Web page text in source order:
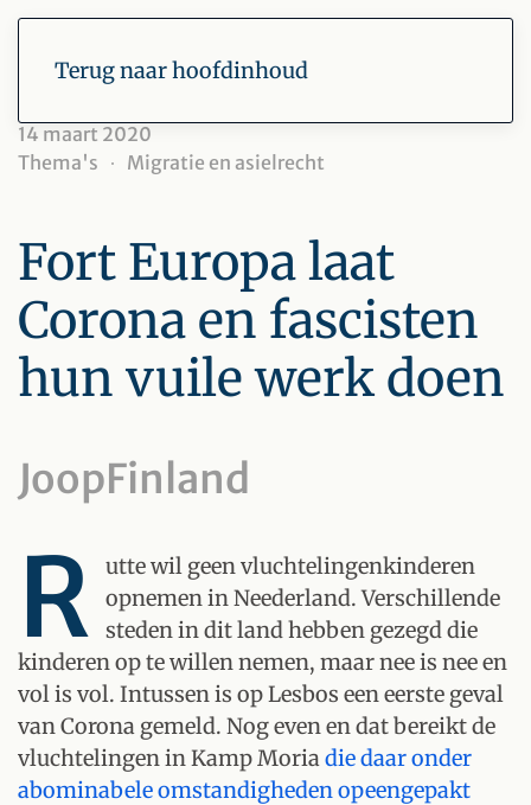
Terug naar hoofdinhoud
14 maart 2020
Thema's
Migratie en asielrecht
Fort Europa laat
Corona en fascisten
hun vuile werk doen
JoopFinland
R
utte wil geen vluchtelingenkinderen
opnemen in Neederland. Verschillende
steden in dit land hebben gezegd die
kinderen op te willen nemen, maar nee is nee en
vol is vol. Intussen is op Lesbos een eerste geval
van Corona gemeld. Nog even en dat bereikt de
vluchtelingen in Kamp Moriadie daar onder
abominabele omstandigheden opeengepakt